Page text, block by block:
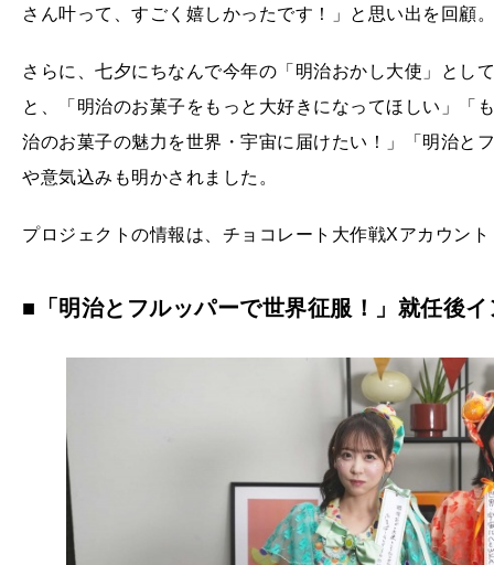
さん叶って、すごく嬉しかったです！」と思い出を回顧。
さらに、七夕にちなんで今年の「明治おかし大使」とし
と、「明治のお菓子をもっと大好きになってほしい」「
治のお菓子の魅力を世界・宇宙に届けたい！」「明治と
や意気込みも明かされました。
プロジェクトの情報は、チョコレート大作戦Xアカウン
■「明治とフルッパーで世界征服！」就任後